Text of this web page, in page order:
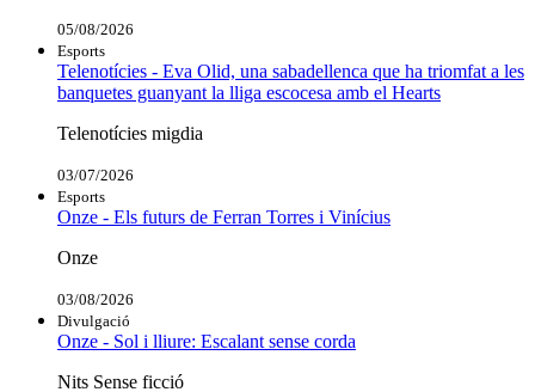
05/08/2026
Esports
Telenotícies - Eva Olid, una sabadellenca que ha triomfat a les
banquetes guanyant la lliga escocesa amb el Hearts
Telenotícies migdia
03/07/2026
Esports
Onze - Els futurs de Ferran Torres i Vinícius
Onze
03/08/2026
Divulgació
Onze - Sol i lliure: Escalant sense corda
Nits Sense ficció